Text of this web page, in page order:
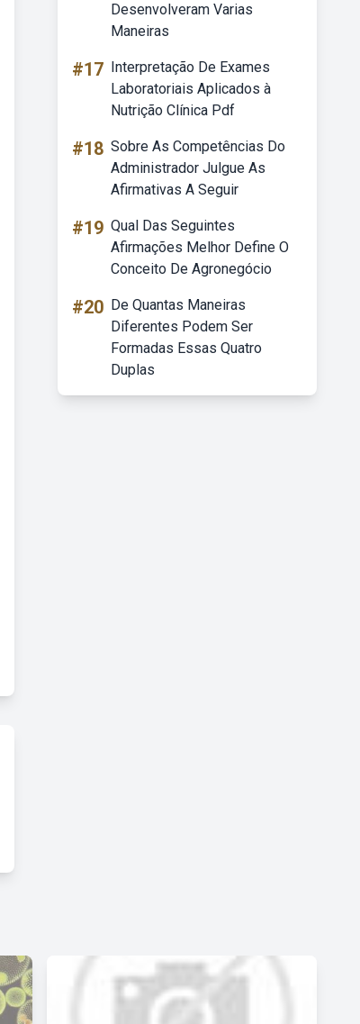
Desenvolveram Varias
Maneiras
#17 Interpretação De Exames
Laboratoriais Aplicados à
Nutrição Clínica Pdf
#18 Sobre As Competências Do
Administrador Julgue As
Afirmativas A Seguir
#19 Qual Das Seguintes
Afirmações Melhor Define O
Conceito De Agronegócio
#20 De Quantas Maneiras
Diferentes Podem Ser
Formadas Essas Quatro
Duplas